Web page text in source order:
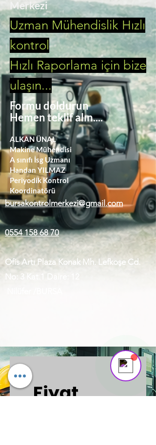
Merkezi
Uzman Mühendislik Hızlı
kontrol
Hızlı Raporlama için bize
ulaşın...
Formu doldurun
Hemen teklif alın....
ALKAN ÜNAL
Makine Mühendisi
A sınıfı İsg Uzmanı
Handan YILMAZ
Periyodik Kontrol
Koordinatörü
bursakontrolmerkezi@gmail.com
0554 158 68 70
Ofis Artı Plaza Konak Mh. Lefkoşe Cd.
No: 3 Kat.1 Daire: 12
Fiyat
masterpiece in the spotlight.